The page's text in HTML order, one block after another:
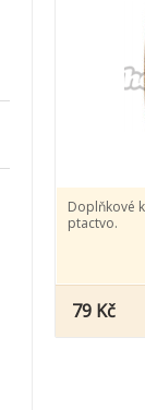
Doplňkové
ptactvo.
79 Kč